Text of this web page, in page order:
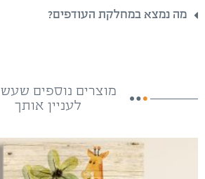
מה נמצא במחלקת העודפים?
מוצרים נוספים
לעניין אותך